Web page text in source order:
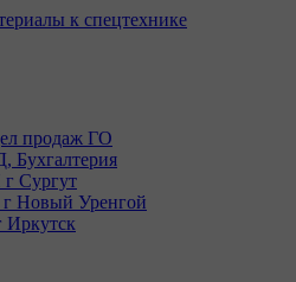
продаж ГО
Бухгалтерия
Сургут
Новый Уренгой